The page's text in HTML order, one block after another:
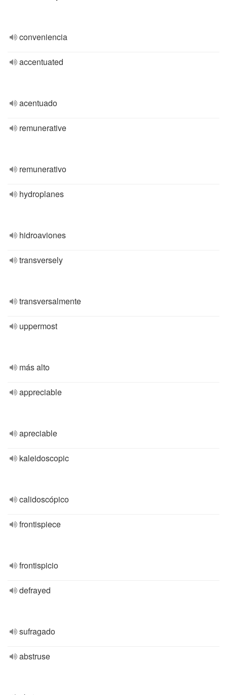
conveniencia
accentuated
acentuado
remunerative
remunerativo
hydroplanes
hidroaviones
transversely
transversalmente
uppermost
más alto
appreciable
apreciable
kaleidoscopic
calidoscópico
frontispiece
frontispicio
defrayed
sufragado
abstruse